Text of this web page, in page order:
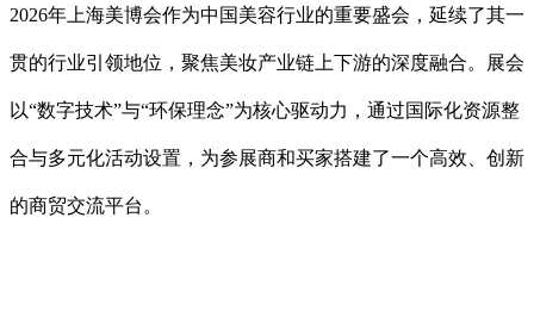
2026年上海美博会作为中国美容行业的重要盛会，延续了其一
贯的行业引领地位，聚焦美妆产业链上下游的深度融合。展会
以“数字技术”与“环保理念”为核心驱动力，通过国际化资源整
合与多元化活动设置，为参展商和买家搭建了一个高效、创新
的商贸交流平台。